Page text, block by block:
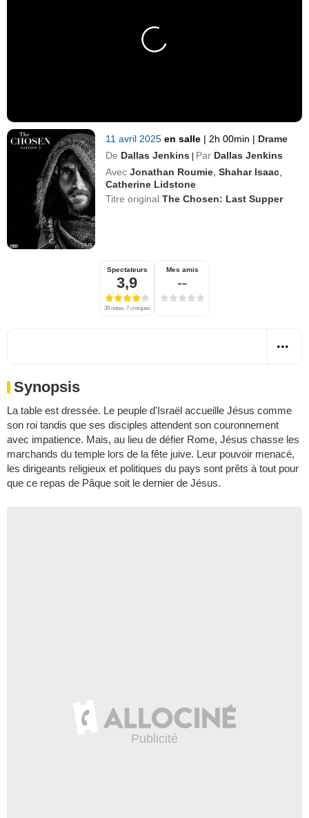
11 avril 2025en salle | 2h 00min | Drame
De Dallas Jenkins | Par Dallas Jenkins
Avec Jonathan Roumie ,Shahar Isaac
Catherine Lidstone
Titre originalThe Chosen: Last Supper
Spectateurs
3,9
39 notes, 7 critiques
Mes amis
--
Synopsis
La table est dressée. Le peuple d'Israël accueille Jésus comme
son roi tandis que ses disciples attendent son couronnement
avec impatience. Mais, au lieu de défier Rome, Jésus chasse les
marchands du temple lors de la fête juive. Leur pouvoir menacé,
les dirigeants religieux et politiques du pays sont prêts à tout pour
que ce repas de Pâque soit le dernier de Jésus.